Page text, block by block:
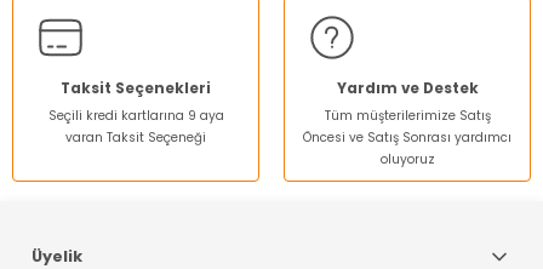
Ürün fiyatı diğer sitelerden daha pahalı.
Bu ürüne benzer farklı alternatifler olmalı.
Taksit Seçenekleri
Seçili kredi kartlarına 9 aya
varan Taksit Seçeneği
Yardım ve Destek
Tüm müşterilerimize Satış
Öncesi ve Satış Sonrası yardımcı
oluyoruz
Üyelik